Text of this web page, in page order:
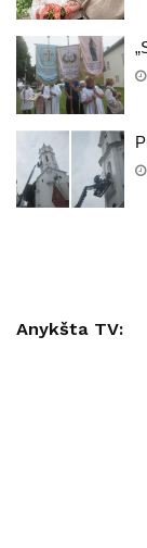
Anykšta TV: